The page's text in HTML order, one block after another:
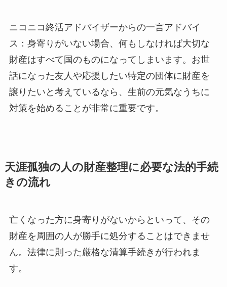
ニコニコ終活アドバイザーからの一言アドバイ
ス：身寄りがいない場合、何もしなければ大切な
財産はすべて国のものになってしまいます。お世
話になった友人や応援したい特定の団体に財産を
譲りたいと考えているなら、生前の元気なうちに
対策を始めることが非常に重要です。
天涯孤独の人の財産整理に必要な法的手続
きの流れ
亡くなった方に身寄りがないからといって、その
財産を周囲の人が勝手に処分することはできませ
ん。法律に則った厳格な清算手続きが行われま
す。